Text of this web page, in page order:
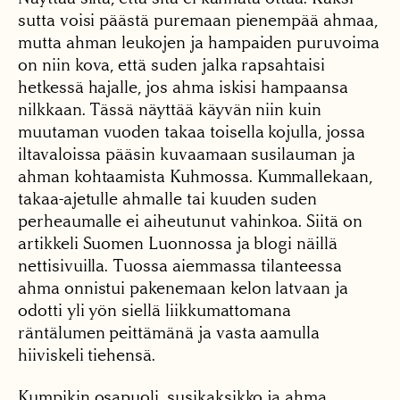
sutta voisi päästä puremaan pienempää ahmaa,
mutta ahman leukojen ja hampaiden puruvoima
on niin kova, että suden jalka rapsahtaisi
hetkessä hajalle, jos ahma iskisi hampaansa
nilkkaan. Tässä näyttää käyvän niin kuin
muutaman vuoden takaa toisella kojulla, jossa
iltavaloissa pääsin kuvaamaan susilauman ja
ahman kohtaamista Kuhmossa. Kummallekaan,
takaa-ajetulle ahmalle tai kuuden suden
perheaumalle ei aiheutunut vahinkoa. Siitä on
artikkeli Suomen Luonnossa ja blogi näillä
nettisivuilla. Tuossa aiemmassa tilanteessa
ahma onnistui pakenemaan kelon latvaan ja
odotti yli yön siellä liikkumattomana
räntälumen peittämänä ja vasta aamulla
hiiviskeli tiehensä.